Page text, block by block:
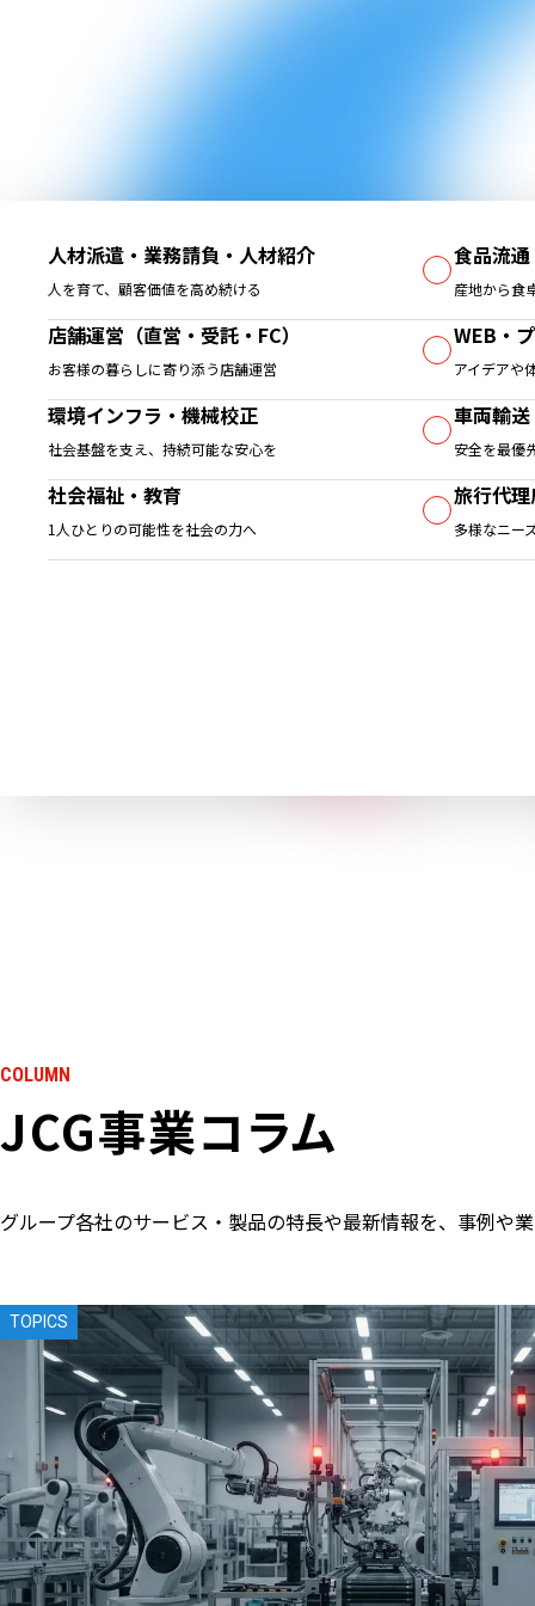
人材派遣・業務請負・人材紹介
人を育て、顧客価値を高め続ける
食品流通
産地から食
店舗運営（直営・受託・FC）
お客様の暮らしに寄り添う店舗運営
WEB・
アイデアや
環境インフラ・機械校正
社会基盤を支え、持続可能な安心を
車両輸送
安全を最優
社会福祉・教育
1人ひとりの可能性を社会の力へ
旅行代
多様なニー
COLUMN
JCG事業コラム
グループ各社のサービス・製品の特長や最新情報を、事例や
TOPICS